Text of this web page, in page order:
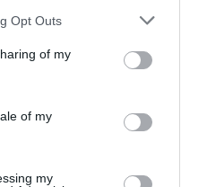
uses one or more Google
behaviour. You may click to
and its third-party tags to
purposes in below Google
Opt Outs
of my
of my
my
5 hamarosan érkező
Stephen King-adaptáció,
amit már nagyon várunk